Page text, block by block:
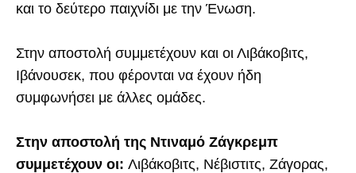
και το δεύτερο παιχνίδι με την Ένωση.
Στην αποστολή συμμετέχουν και οι Λιβάκοβιτς,
Ιβάνουσεκ, που φέρονται να έχουν ήδη
συμφωνήσει με άλλες ομάδες.
Στην αποστολή της Ντιναμό Ζάγκρεμπ
συμμετέχουν οι: Λιβάκοβιτς, Νέβιστιτς, Ζάγορας,